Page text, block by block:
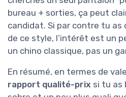
bureau + sorties, ça peut
candidat. Si par contre tu as
de ce style, l’intérêt est un
un chino classique, pas un
En résumé, en termes de
rapport qualité-prix si tu as